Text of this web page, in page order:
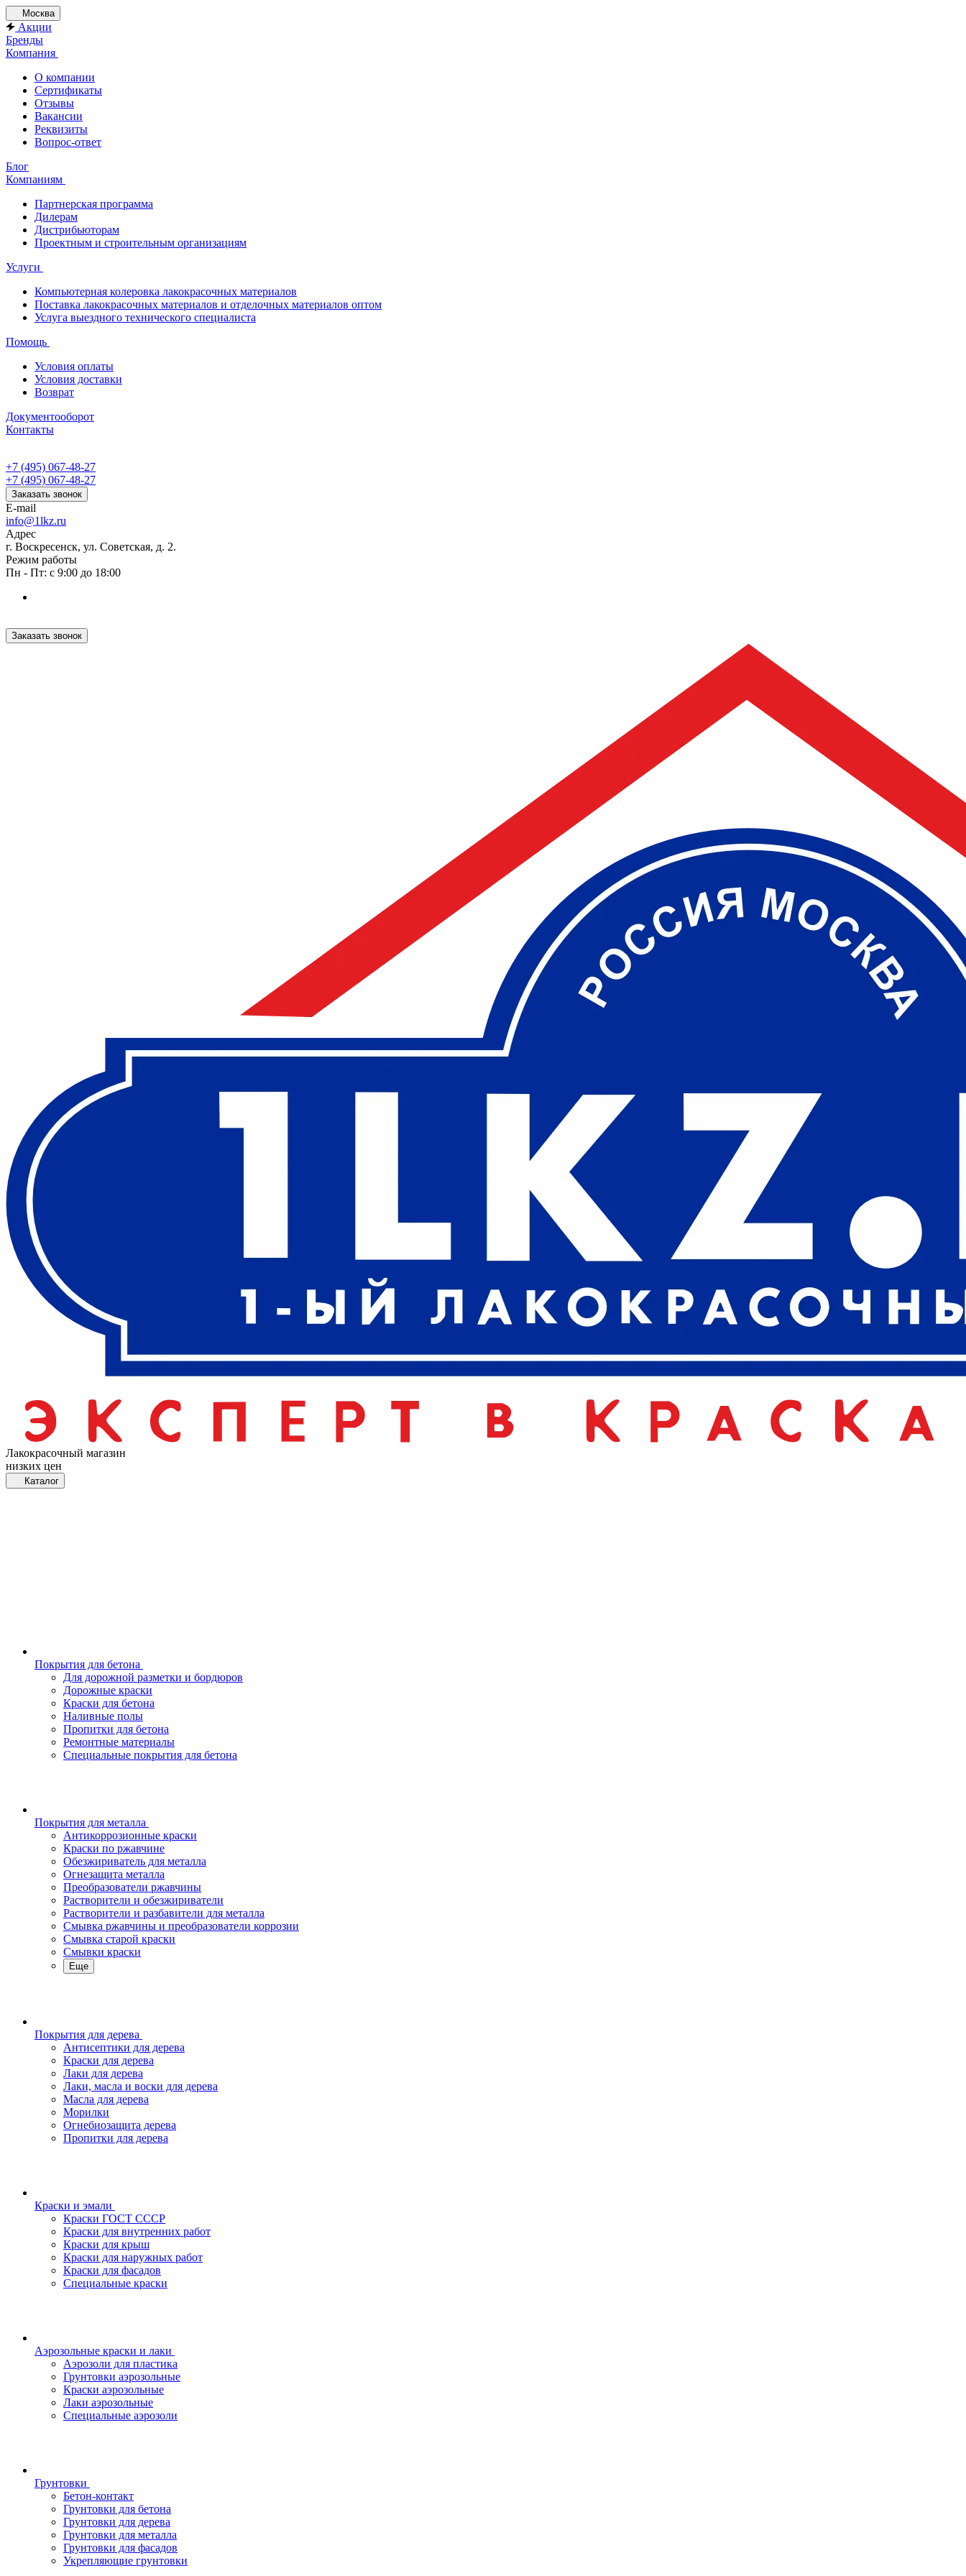
Москва
Акции
Бренды
Компания
О компании
Сертификаты
Отзывы
Вакансии
Реквизиты
Вопрос-ответ
Блог
Компаниям
Партнерская программа
Дилерам
Дистрибьюторам
Проектным и строительным организациям
Услуги
Компьютерная колеровка лакокрасочных материалов
Поставка лакокрасочных материалов и отделочных материалов оптом
Услуга выездного технического специалиста
Помощь
Условия оплаты
Условия доставки
Возврат
Документооборот
Контакты
+7 (495) 067-48-27
+7 (495) 067-48-27
Заказать звонок
E-mail
info@1lkz.ru
Адрес
г. Воскресенск, ул. Советская, д. 2.
Режим работы
Пн - Пт: с 9:00 до 18:00
Заказать звонок
Лакокрасочный магазин
низких цен
Каталог
Покрытия для бетона
Для дорожной разметки и бордюров
Дорожные краски
Краски для бетона
Наливные полы
Пропитки для бетона
Ремонтные материалы
Специальные покрытия для бетона
Покрытия для металла
Антикоррозионные краски
Краски по ржавчине
Обезжириватель для металла
Огнезащита металла
Преобразователи ржавчины
Растворители и обезжириватели
Растворители и разбавители для металла
Смывка ржавчины и преобразователи коррозии
Смывка старой краски
Смывки краски
Еще
Покрытия для дерева
Антисептики для дерева
Краски для дерева
Лаки для дерева
Лаки, масла и воски для дерева
Масла для дерева
Морилки
Огнебиозащита дерева
Пропитки для дерева
Краски и эмали
Краски ГОСТ СССР
Краски для внутренних работ
Краски для крыш
Краски для наружных работ
Краски для фасадов
Специальные краски
Аэрозольные краски и лаки
Аэрозоли для пластика
Грунтовки аэрозольные
Краски аэрозольные
Лаки аэрозольные
Специальные аэрозоли
Грунтовки
Бетон-контакт
Грунтовки для бетона
Грунтовки для дерева
Грунтовки для металла
Грунтовки для фасадов
Укрепляющие грунтовки